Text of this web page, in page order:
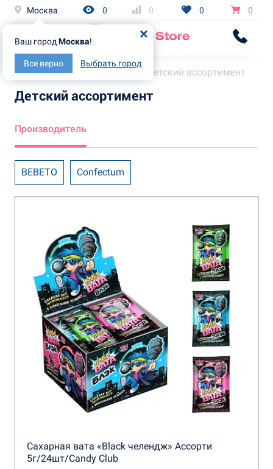
Москва
Ваш город Москва!
Все верно Выбрать город
0 0 0 0
Главная Каталог Детский ассортимент
Детский ассортимент
Производитель
BEBETO Confectum
Union Group Детки-Конфетки
К-Артель Канди Клаб
КенигТрейд Конфитой
Русский промышленник
Сладкая сказка Сладкий Дом
ТД Холодок
Сахарная вата «Black челендж» Ассорти
5г/24шт/Candy Club